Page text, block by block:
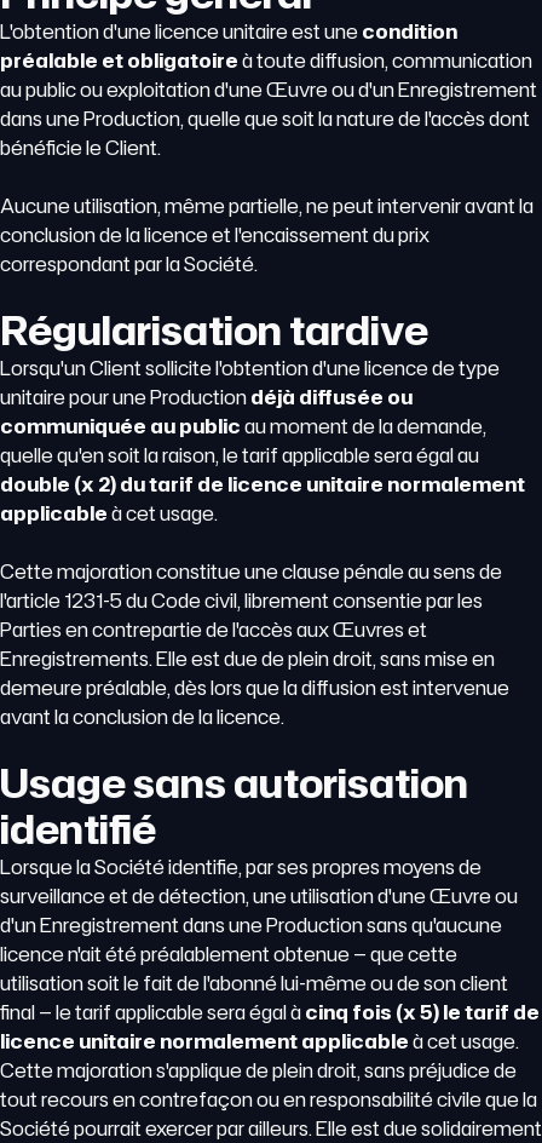
L'obtention d'une licence unitaire est unecondition
préalable et obligatoireà toute diffusion, communication
au public ou exploitation d'une Œuvre ou d'un Enregistrement
dans une Production, quelle que soit la nature de l'accès dont
bénéficie le Client.
Aucune utilisation, même partielle, ne peut intervenir avant la
conclusion de la licence et l'encaissement du prix
correspondant par la Société.
Régularisation tardive
Lorsqu'un Client sollicite l'obtention d'une licence de type
unitaire pour une Productiondéjà diffusée ou
communiquée au publicau moment de la demande,
quelle qu'en soit la raison, le tarif applicable sera égal au
double (x 2) du tarif de licence unitaire normalement
applicableà cet usage.
Cette majoration constitue une clause pénale au sens de
l'article 1231-5 du Code civil, librement consentie par les
Parties en contrepartie de l'accès aux Œuvres et
Enregistrements. Elle est due de plein droit, sans mise en
demeure préalable, dès lors que la diffusion est intervenue
avant la conclusion de la licence.
Usage sans autorisation
identifié
Lorsque la Société identifie, par ses propres moyens de
surveillance et de détection, une utilisation d'une Œuvre ou
d'un Enregistrement dans une Production sans qu'aucune
licence n'ait été préalablement obtenue — que cette
utilisation soit le fait de l'abonné lui-même ou de son client
final — le tarif applicable sera égal àcinq fois (x 5) le tarif de
licence unitaire normalement applicableà cet usage.
Cette majoration s'applique de plein droit, sans préjudice de
tout recours en contrefaçon ou en responsabilité civile que la
Société pourrait exercer par ailleurs. Elle est due solidairement